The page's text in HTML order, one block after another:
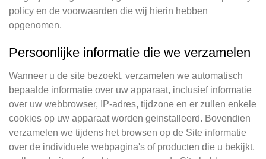
policy en de voorwaarden die wij hierin hebben
opgenomen.
Persoonlijke informatie die we verzamelen
Wanneer u de site bezoekt, verzamelen we automatisch
bepaalde informatie over uw apparaat, inclusief informatie
over uw webbrowser, IP-adres, tijdzone en er zullen enkele
cookies op uw apparaat worden geinstalleerd. Bovendien
verzamelen we tijdens het browsen op de Site informatie
over de individuele webpagina's of producten die u bekijkt,